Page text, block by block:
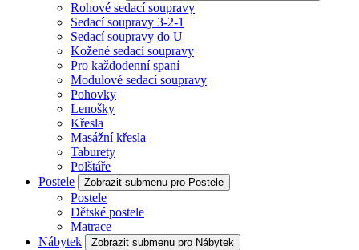
Rohové sedací soupravy
Sedací soupravy 3-2-1
Sedací soupravy do U
Kožené sedací soupravy
Pro každodenní spaní
Modulové sedací soupravy
Pohovky
Lenošky
Křesla
Masážní křesla
Taburety
Polštáře
Postele
Zobrazit submenu pro Postele
Postele
Dětské postele
Matrace
Nábytek
Zobrazit submenu pro Nábytek